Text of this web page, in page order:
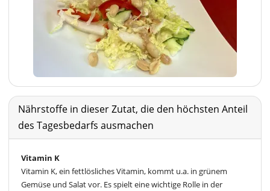
Nährstoffe in dieser Zutat, die den höchsten Anteil
des Tagesbedarfs ausmachen
Vitamin K
Vitamin K, ein fettlösliches Vitamin, kommt u.a. in grünem
Gemüse und Salat vor. Es spielt eine wichtige Rolle in der